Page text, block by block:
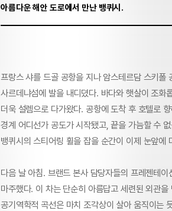
아름다운 해안 도로에서 만난 뱅퀴시.
프랑스 샤를 드골 공항을 지나 암스테르담 스키
사르데냐섬에 발을 내디뎠다. 바다와 햇살이 조화
더욱 설렘으로 다가왔다. 공항에 도착 후 호텔로
경계 어디선가 공도가 시작됐고, 끝을 가늠할 수
뱅퀴시의 스티어링 휠을 잡을 순간이 이제 눈앞에
다음 날 아침. 브랜드 본사 담당자들의 프레젠테
마주했다. 이 차는 단순히 아름답고 세련된 외관
공기역학적 곡선은 마치 조각상이 살아 움직이는